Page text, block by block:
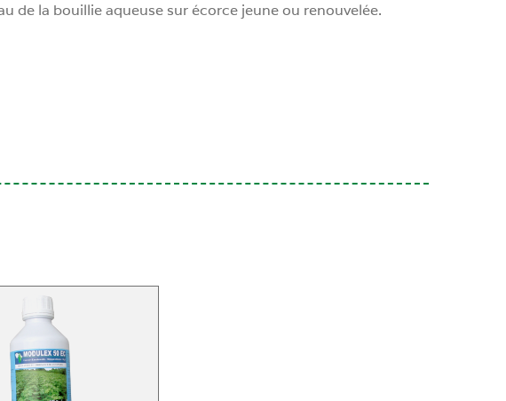
de la bouillie aqueuse sur écorce jeune ou renouvelée.